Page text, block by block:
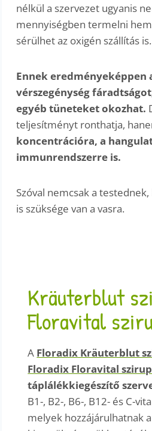
nélkül a szervezet ugyanis
mennyiségben termelni
sérülhet az oxigén szállítás is.
Ennek eredményeképpen
vérszegénység
egyéb tüneteket okozhat.
teljesítményt ronthatja,
koncentrációra, a
immunrendszerre is.
Szóval nemcsak a
is szüksége van a vasra.
Kräuterblut
Floravital
A Floradix Kräuterblut
Floradix Floravital szirup
táplálékkiegészítő
B1-, B2-, B6-, B12- és C-
melyek hozzájárulhatnak